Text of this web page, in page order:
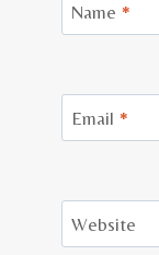
Name *
Email *
Website